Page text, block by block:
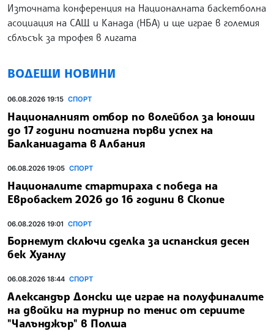
Източната конференция на Националната баскетболна
асоциация на САЩ и Канада (НБА) и ще играе в големия
сблъсък за трофея в лигата
ВОДЕЩИ НОВИНИ
06.08.2026 19:15 СПОРТ
Националният отбор по волейбол за юноши
до 17 години постигна първи успех на
Балканиадата в Албания
06.08.2026 19:05 СПОРТ
Националите стартираха с победа на
Евробаскет 2026 до 16 години в Скопие
06.08.2026 19:01 СПОРТ
Борнемут сключи сделка за испанския десен
бек Хуанлу
06.08.2026 18:44 СПОРТ
Александър Донски ще играе на полуфиналите
на двойки на турнир по тенис от сериите
"Чалънджър" в Полша